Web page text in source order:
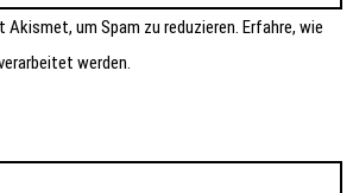
Akismet, um Spam zu reduzieren. Erfahre, wie
werden.